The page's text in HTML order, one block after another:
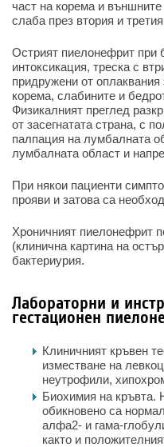
част на корема и
слаба през втория и
Острият пиелонефрит при
интоксикация, треска с
придружени от
корема, слабините и
Физикалният преглед
от засегнатата страна, с
палпация на лумбалната
лумбалната област и
При някои пациенти
прояви и затова са
Хроничният пиелонефрит
(клинична картина на
бактериурия.
Лабораторни и
гестационен
Клиничният кръвен
изместване на
неутрофили,
Биохимия на кръвта.
обикновено са
алфа2- и гама-
както и